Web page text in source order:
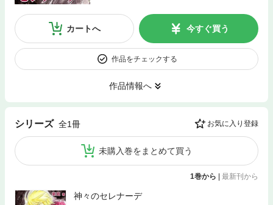
カートへ 今すぐ買う
作品をチェックする
作品情報へ
シリーズ 全1冊 お気に入り登録
未購入巻をまとめて買う
1巻から | 最新刊から
神々のセレナーデ